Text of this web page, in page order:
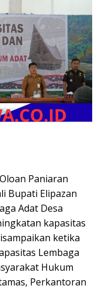
Paniaran
Bupati Elipazan
Adat Desa
kapasitas
ketika
Lembaga
Hukum
Perkantoran